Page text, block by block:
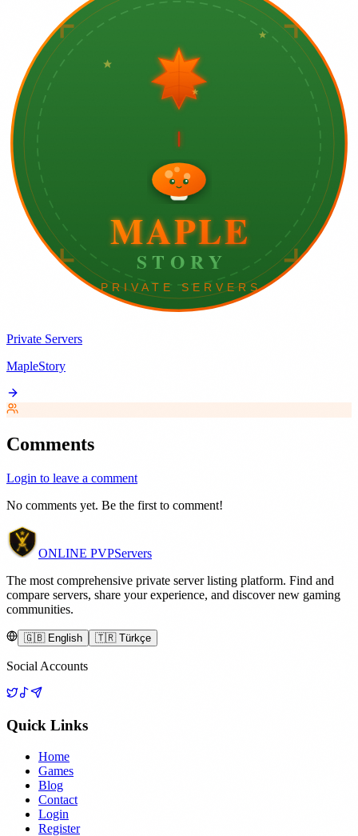
Private Servers
MapleStory
Comments
Login to leave a comment
No comments yet. Be the first to comment!
ONLINE PVPServers
The most comprehensive private server listing platform. Find and
compare servers, share your experience, and discover new gaming
communities.
🇬🇧 English 🇹🇷 Türkçe
Social Accounts
Quick Links
Home
Games
Blog
Contact
Login
Register